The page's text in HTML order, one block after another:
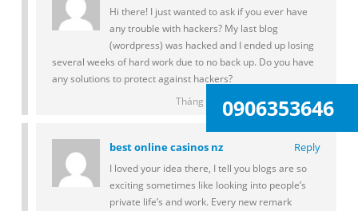
Hi there! I just wanted to ask if you ever have
any trouble with hackers? My last blog
(wordpress) was hacked and I ended up losing
several weeks of hard work due to no back up. Do you have
any solutions to protect against hackers?
Tháng Bảy 25, 2026 at 6:28 sáng
best online casinos nz Reply
I loved your idea there, I tell you blogs are so
exciting sometimes like looking into people’s
private life’s and work. Every new remark
0906353646